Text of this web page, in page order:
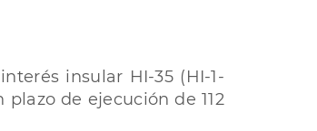
insular HI-35 (HI-1-
de ejecución de 112